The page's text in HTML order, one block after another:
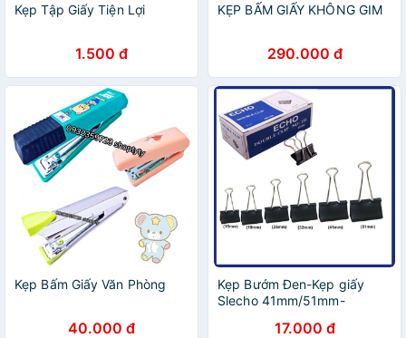
Kẹp Tập Giấy Tiện Lợi
1.500 đ
KẸP BẤM GIẤY KHÔNG GIM
290.000 đ
Kẹp Bấm Giấy Văn Phòng
40.000 đ
Kẹp Bướm Đen-Kẹp giấy
Slecho 41mm/51mm-
17.000 đ